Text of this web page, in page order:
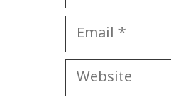
Email
Website